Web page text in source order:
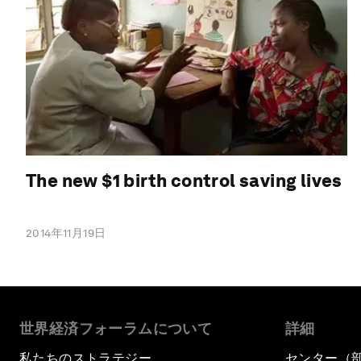
The new $1 birth control saving lives
2014年11月19日
世界経済フォーラムについて 詳細